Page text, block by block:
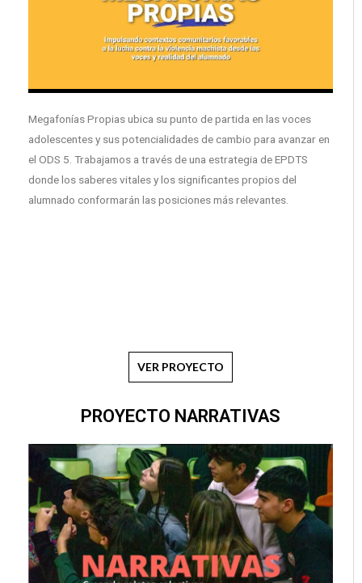
Megafonías Propias ubica su punto de partida en las voces
adolescentes y sus potencialidades de cambio para avanzar en
el ODS 5. Trabajamos a través de una estrategia de EPDTS
donde los saberes vitales y los significantes propios del
alumnado conformarán las posiciones más relevantes.
VER PROYECTO
PROYECTO NARRATIVAS